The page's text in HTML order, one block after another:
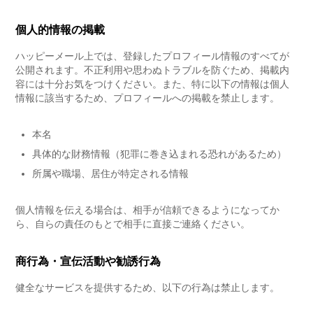
個人的情報の掲載
ハッピーメール上では、登録したプロフィール情報のすべてが
公開されます。不正利用や思わぬトラブルを防ぐため、掲載内
容には十分お気をつけください。また、特に以下の情報は個人
情報に該当するため、プロフィールへの掲載を禁止します。
本名
具体的な財務情報（犯罪に巻き込まれる恐れがあるため）
所属や職場、居住が特定される情報
個人情報を伝える場合は、相手が信頼できるようになってか
ら、自らの責任のもとで相手に直接ご連絡ください。
商行為・宣伝活動や勧誘行為
健全なサービスを提供するため、以下の行為は禁止します。